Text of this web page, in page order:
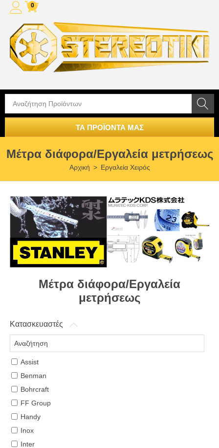
0
ΤΑ ΠΡΟΪΟΝΤΑ ΜΑΣ
Μέτρα διάφορα/Εργαλεία μετρήσεως
Αρχική > Εργαλεία Χειρός
Μέτρα διάφορα/Εργαλεία
μετρήσεως
Κατασκευαστές
Assist
Benman
Bohrcraft
FF Group
Handy
Inox
Inter